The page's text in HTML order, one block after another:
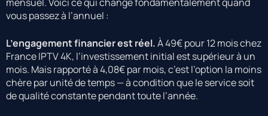
vous passez à l’annuel :
L’engagement financier est réel.À 49€ pour 12 mois chez
France IPTV 4K, l’investissement initial est supérieur à un
mois. Mais rapporté à 4,08€ par mois, c’est l’option la moins
chère par unité de temps — à condition que le service soit
de qualité constante pendant toute l’année.